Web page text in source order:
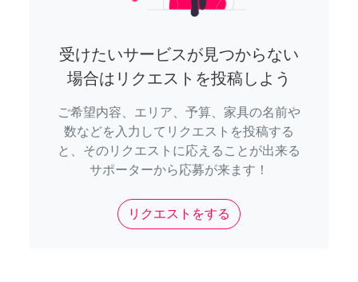
受けたいサービスが見つからない
場合はリクエストを投稿しよう
ご希望内容、エリア、予算、家具の名前や
数などを入力してリクエストを投稿する
と、そのリクエストに応えることが出来る
サポーターから応募が来ます！
リクエストをする